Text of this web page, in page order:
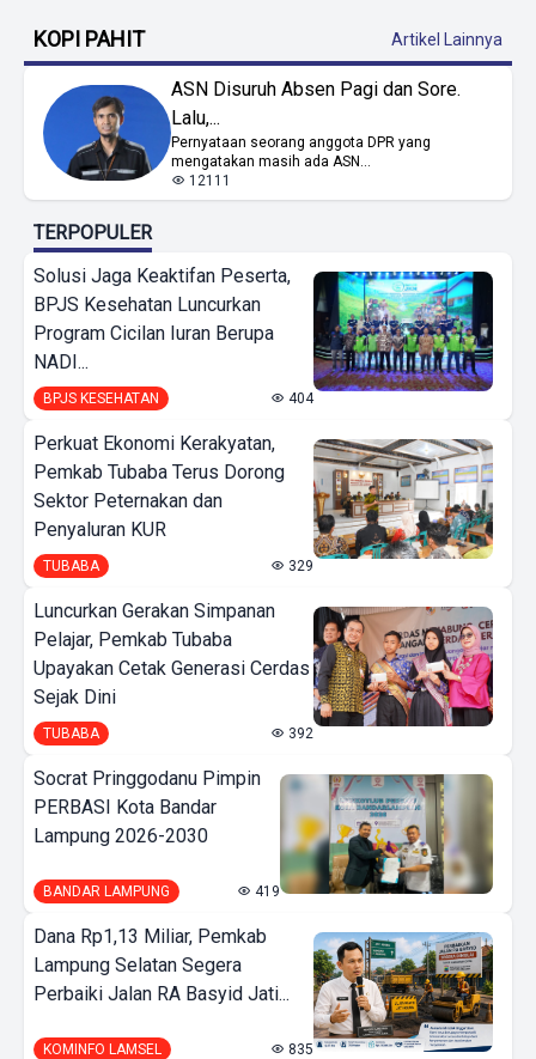
KOPI PAHIT Artikel Lainnya
ASN Disuruh Absen Pagi dan Sore.
Lalu,...
Pernyataan seorang anggota DPR yang
mengatakan masih ada ASN...
12111
TERPOPULER
Solusi Jaga Keaktifan Peserta,
BPJS Kesehatan Luncurkan
Program Cicilan Iuran Berupa
NADI...
BPJS KESEHATAN 404
Perkuat Ekonomi Kerakyatan,
Pemkab Tubaba Terus Dorong
Sektor Peternakan dan
Penyaluran KUR
TUBABA 329
Luncurkan Gerakan Simpanan
Pelajar, Pemkab Tubaba
Upayakan Cetak Generasi Cerdas
Sejak Dini
TUBABA 392
Socrat Pringgodanu Pimpin
PERBASI Kota Bandar
Lampung 2026-2030
BANDAR LAMPUNG 419
Dana Rp1,13 Miliar, Pemkab
Lampung Selatan Segera
Perbaiki Jalan RA Basyid Jati...
KOMINFO LAMSEL 835